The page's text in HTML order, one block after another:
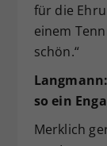
für die
einem
schön.“
so ein
Merklich